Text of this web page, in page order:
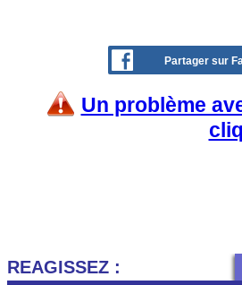
Partager sur
Un problème
REAGISSEZ :